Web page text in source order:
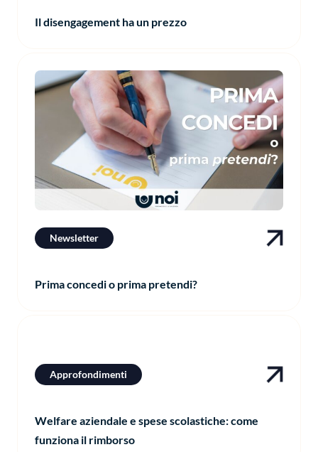
Il disengagement ha un prezzo
Newsletter
Prima concedi o prima pretendi?
Approfondimenti
Welfare aziendale e spese scolastiche: come
funziona il rimborso